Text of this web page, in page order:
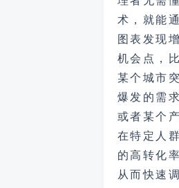
术，就能
图表发现
机会点，
某个城市
爆发的需求
或者某个
在特定人
的高转化率
从而快速